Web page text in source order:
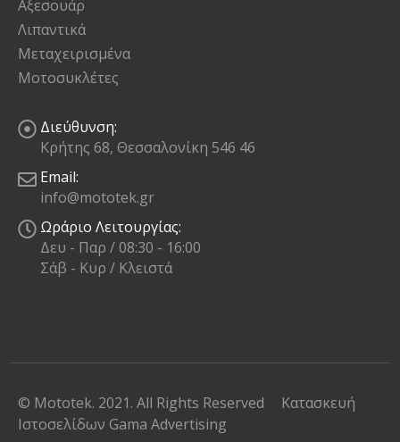
Αξεσουάρ
Λιπαντικά
Μεταχειρισμένα
Μοτοσυκλέτες
Διεύθυνση:
Κρήτης 68, Θεσσαλονίκη 546 46
Email:
info@mototek.gr
Ωράριο Λειτουργίας:
Δευ - Παρ / 08:30 - 16:00
Σάβ - Κυρ / Κλειστά
© Mototek. 2021. All Rights Reserved
Κατασκευή
Ιστοσελίδων Gama Advertising